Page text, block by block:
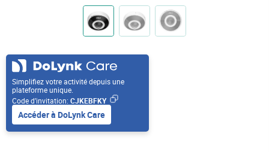
Simplifiez votre activité depuis une
plateforme unique.
Code d’invitation: CJKEBFKY
Accéder à DoLynk Care